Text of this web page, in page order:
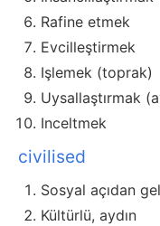
Rafine etmek
Evcilleştirmek
Işlemek (toprak)
Uysallaştırmak
Inceltmek
civilised
Sosyal açıdan
Kültürlü, aydın